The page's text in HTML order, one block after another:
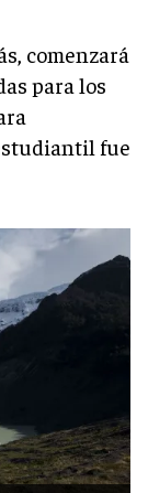
comenzará
para los
fue